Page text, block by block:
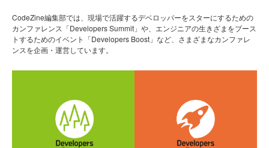
CodeZine編集部では、現場で活躍するデベロッパーをスターにするための
カンファレンス「Developers Summit」や、エンジニアの生きざまをブース
トするためのイベント「Developers Boost」など、さまざまなカンファレ
ンスを企画・運営しています。